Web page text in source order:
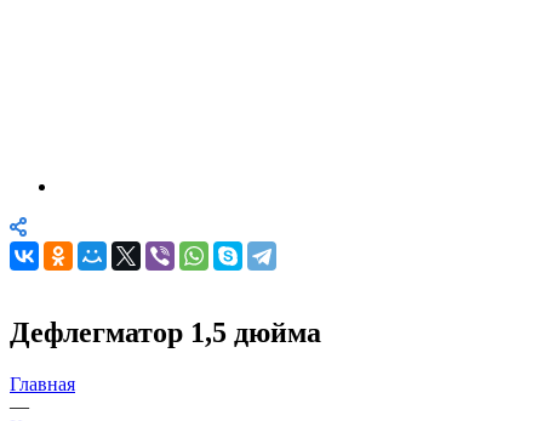
Дефлегматор 1,5 дюйма
Главная
—